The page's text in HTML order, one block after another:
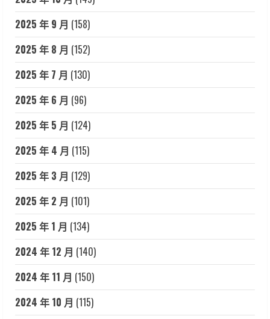
2025 年 9 月 (158)
2025 年 8 月 (152)
2025 年 7 月 (130)
2025 年 6 月 (96)
2025 年 5 月 (124)
2025 年 4 月 (115)
2025 年 3 月 (129)
2025 年 2 月 (101)
2025 年 1 月 (134)
2024 年 12 月 (140)
2024 年 11 月 (150)
2024 年 10 月 (115)